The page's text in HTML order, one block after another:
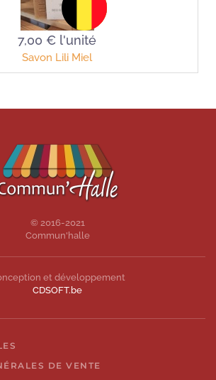
7,00 € l'unité
Savon Lili Miel
© 2016-2021
Commun'halle
et développement
CDSOFT.be
DE VENTE